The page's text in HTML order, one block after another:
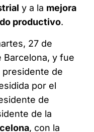
y a la mejora
productivo.
27 de
Barcelona, y fue
presidente de
por el
de
de la
, con la